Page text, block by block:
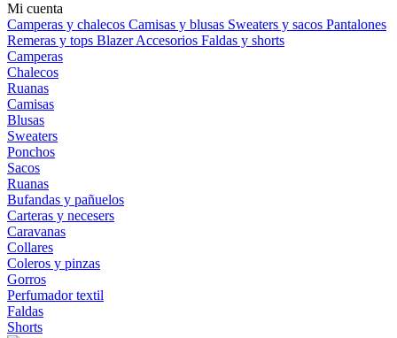
Mi cuenta
Camperas y chalecos Camisas y blusas Sweaters y sacos Pantalones
Remeras y tops BlazerAccesorios Faldas y shorts
Camperas
Chalecos
Ruanas
Camisas
Blusas
Sweaters
Ponchos
Sacos
Ruanas
Bufandas y pañuelos
Carteras y necesers
Caravanas
Collares
Coleros y pinzas
Gorros
Perfumador textil
Faldas
Shorts